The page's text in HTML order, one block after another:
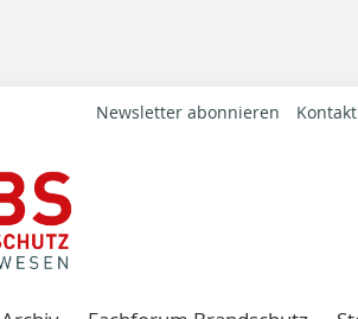
Newsletter abonnieren